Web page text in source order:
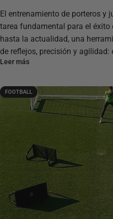
El entrenamiento de porteros y
tarea fundamental para el éxito
hasta la actualidad, una
de reflejos, precisión y agilidad:
Leer más
FOOTBALL